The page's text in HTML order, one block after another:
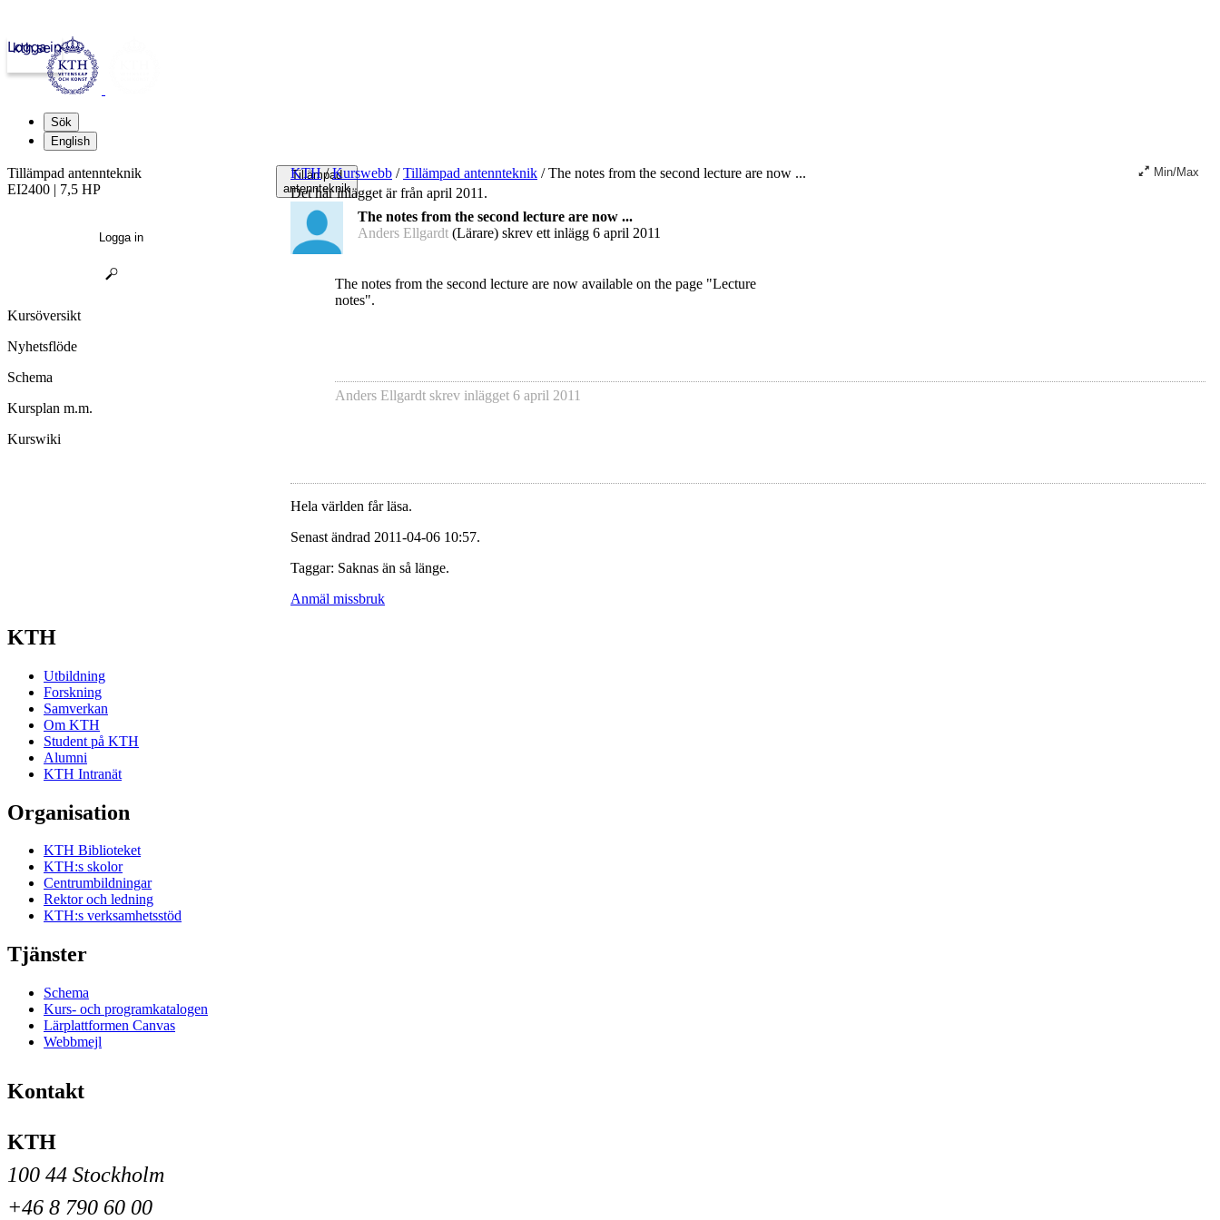
kth.se
Logga in
Sök
English
Tillämpad
antennteknik
KTH / Kurswebb / Tillämpad antennteknik /The notes from the second lecture are now ... Min/Max
Det här inlägget är från april 2011.
The notes from the second lecture are now ...
Anders Ellgardt (Lärare) skrev ett inlägg 6 april 2011
The notes from the second lecture are now available on the page "Lecture
notes".
Anders Ellgardt skrev inlägget 6 april 2011
Hela världen får läsa.
Senast ändrad 2011-04-06 10:57.
Taggar: Saknas än så länge.
Anmäl missbruk
Tillämpad antennteknik
EI2400 | 7,5 HP
Logga in
Kursöversikt
Nyhetsflöde
Schema
Kursplan m.m.
Kurswiki
KTH
Utbildning
Forskning
Samverkan
Om KTH
Student på KTH
Alumni
KTH Intranät
Organisation
KTH Biblioteket
KTH:s skolor
Centrumbildningar
Rektor och ledning
KTH:s verksamhetsstöd
Tjänster
Schema
Kurs- och programkatalogen
Lärplattformen Canvas
Webbmejl
Kontakt
KTH
100 44 Stockholm
+46 8 790 60 00